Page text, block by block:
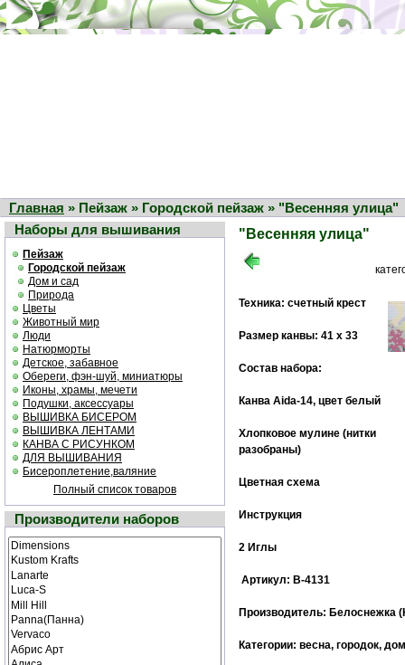
Главная » Пейзаж » Городской пейзаж » "Весенняя улица"
Наборы для вышивания
Пейзаж
Городской пейзаж
Дом и сад
Природа
Цветы
Животный мир
Люди
Натюрморты
Детское, забавное
Обереги, фэн-шуй, миниатюры
Иконы, храмы, мечети
Подушки, аксессуары
ВЫШИВКА БИСЕРОМ
ВЫШИВКА ЛЕНТАМИ
КАНВА С РИСУНКОМ
ДЛЯ ВЫШИВАНИЯ
Бисероплетение,валяние
Полный список товаров
Производители наборов
"Весенняя улица"
Техника: счетный крест
Размер канвы: 41 х 33
Состав набора:
Канва Aida-14, цвет белый
Хлопковое мулине (нитки
разобраны)
Цветная cхема
Инструкция
2 Иглы
Артикул: В-4131
Производитель: Белоснежка
Категории: весна, городок, дом